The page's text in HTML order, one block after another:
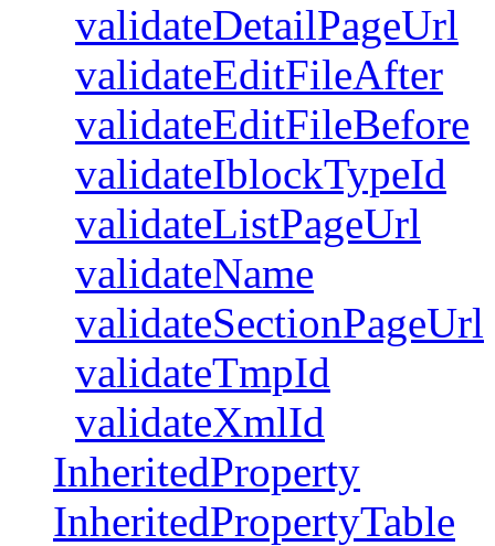
validateDetailPageUrl
validateEditFileAfter
validateEditFileBefore
validateIblockTypeId
validateListPageUrl
validateName
validateSectionPageUrl
validateTmpId
validateXmlId
InheritedProperty
InheritedPropertyTable